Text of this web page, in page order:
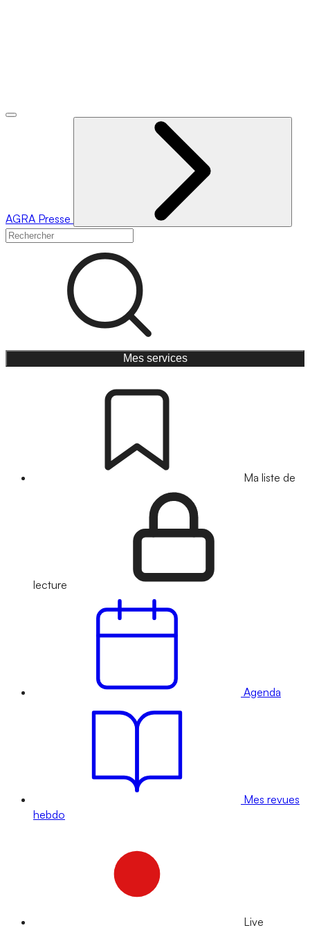
AGRA Presse
Mes services
Ma liste de
lecture
Agenda
Mes revues
hebdo
Live